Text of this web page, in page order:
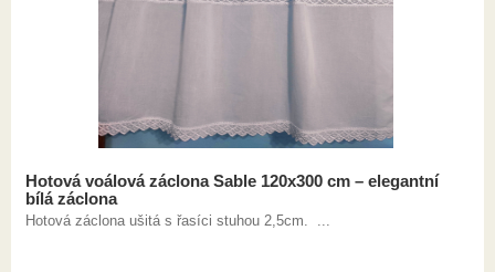
Hotová voálová záclona Sable 120x300 cm – elegantní
bílá záclona
Hotová záclona ušitá s řasíci stuhou 2,5cm. ...